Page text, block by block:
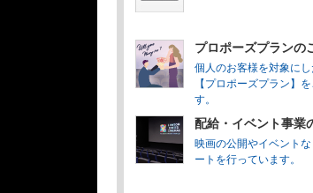
プロポーズプランの
個人のお客様を対象に
【プロポーズプラン】
す。
配給・イベント事業
映画の公開やイベント
ートを行っています。